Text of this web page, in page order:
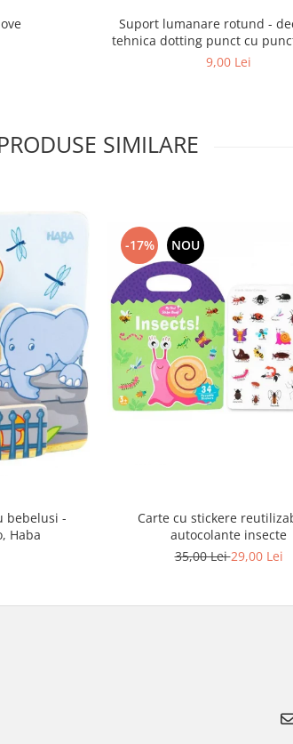
Suport lumanare rotund -
tehnica dotting punct cu
puncte)
9,00 Lei
SIMILARE
bebelusi -
Haba
-17% NOU
Carte cu stickere
autocolante insecte
35,00 Lei29,00 Lei